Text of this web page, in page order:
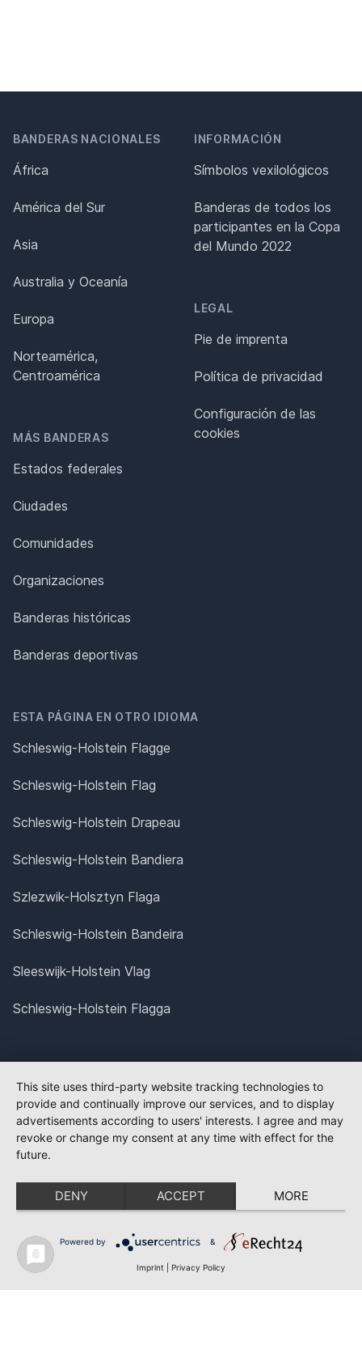
BANDERAS NACIONALES
África
América del Sur
Asia
Australia y Oceanía
Europa
Norteamérica,
Centroamérica
MÁS BANDERAS
Estados federales
Ciudades
Comunidades
Organizaciones
Banderas históricas
Banderas deportivas
INFORMACIÓN
Símbolos vexilológicos
Banderas de todos los
participantes en la Copa
del Mundo 2022
LEGAL
Pie de imprenta
Política de privacidad
Configuración de las
cookies
ESTA PÁGINA EN OTRO IDIOMA
Schleswig-Holstein Flagge
Schleswig-Holstein Flag
Schleswig-Holstein Drapeau
Schleswig-Holstein Bandiera
Szlezwik-Holsztyn Flaga
Schleswig-Holstein Bandeira
Sleeswijk-Holstein Vlag
Schleswig-Holstein Flagga
This site uses third-party website tracking technologies to
provide and continually improve our services, and to display
advertisements according to users' interests. I agree and may
revoke or change my consent at any time with effect for the
future.
DENY ACCEPT MORE
Powered by &
Imprint Privacy Policy